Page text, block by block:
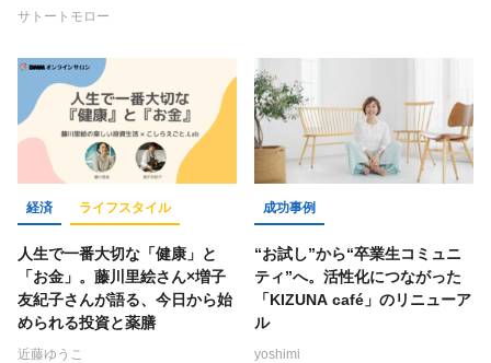
サトートモロー
経済 ライフスタイル
人生で一番大切な「健康」と
「お金」。藤川里絵さん×増子
友紀子さんが語る、今日から始
められる投資と薬膳
近藤ゆうこ
成功事例
“お試し”から“卒業生コミュニ
ティ”へ。活性化につながった
「KIZUNA café」のリニューア
ル
yoshimi